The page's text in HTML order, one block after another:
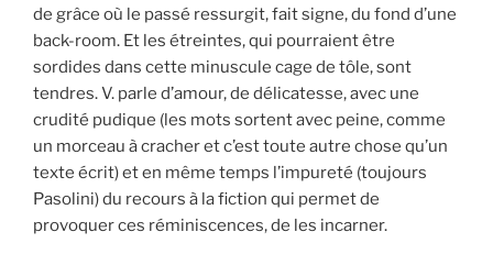
de grâce où le passé ressurgit, fait signe, du fond d’une
back-room. Et les étreintes, qui pourraient être
sordides dans cette minuscule cage de tôle, sont
tendres. V. parle d’amour, de délicatesse, avec une
crudité pudique (les mots sortent avec peine, comme
un morceau à cracher et c’est toute autre chose qu’un
texte écrit) et en même temps l’impureté (toujours
Pasolini) du recours à la fiction qui permet de
provoquer ces réminiscences, de les incarner.